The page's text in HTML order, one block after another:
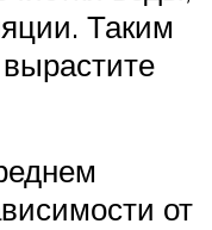
Таким
от